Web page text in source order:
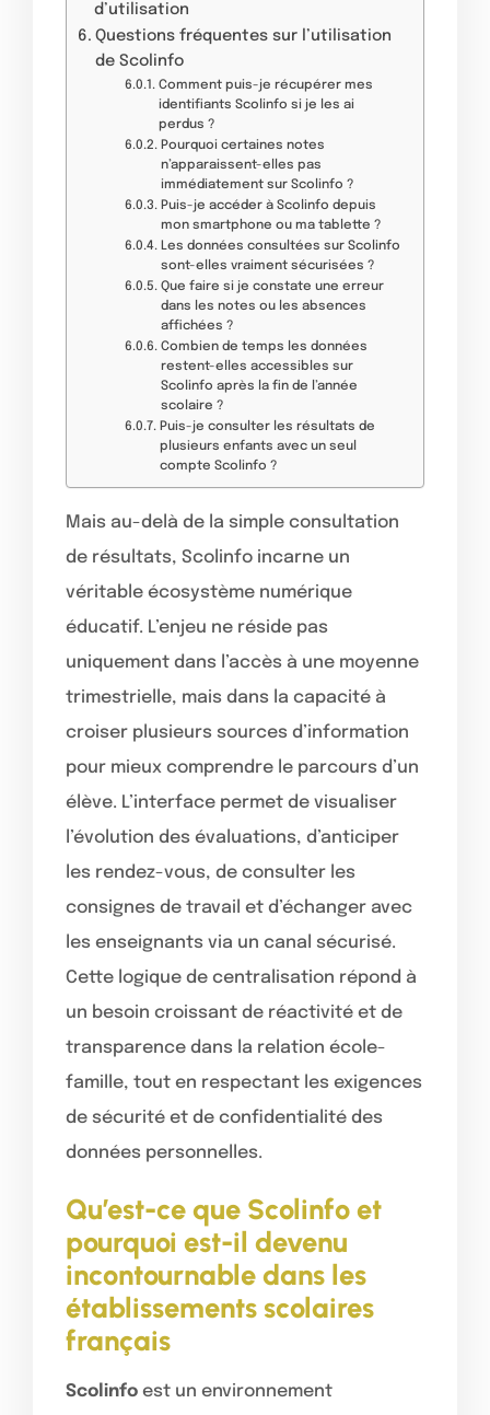
d’utilisation
Questions fréquentes sur l’utilisation
de Scolinfo
Comment puis-je récupérer mes
identifiants Scolinfo si je les ai
perdus ?
Pourquoi certaines notes
n’apparaissent-elles pas
immédiatement sur Scolinfo ?
Puis-je accéder à Scolinfo depuis
mon smartphone ou ma tablette ?
Les données consultées sur Scolinfo
sont-elles vraiment sécurisées ?
Que faire si je constate une erreur
dans les notes ou les absences
affichées ?
Combien de temps les données
restent-elles accessibles sur
Scolinfo après la fin de l’année
scolaire ?
Puis-je consulter les résultats de
plusieurs enfants avec un seul
compte Scolinfo ?
Mais au-delà de la simple consultation
de résultats, Scolinfo incarne un
véritable écosystème numérique
éducatif. L’enjeu ne réside pas
uniquement dans l’accès à une moyenne
trimestrielle, mais dans la capacité à
croiser plusieurs sources d’information
pour mieux comprendre le parcours d’un
élève. L’interface permet de visualiser
l’évolution des évaluations, d’anticiper
les rendez-vous, de consulter les
consignes de travail et d’échanger avec
les enseignants via un canal sécurisé.
Cette logique de centralisation répond à
un besoin croissant de réactivité et de
transparence dans la relation école-
famille, tout en respectant les exigences
de sécurité et de confidentialité des
données personnelles.
Qu’est-ce que Scolinfo et
pourquoi est-il devenu
incontournable dans les
établissements scolaires
français
Scolinfo est un environnement